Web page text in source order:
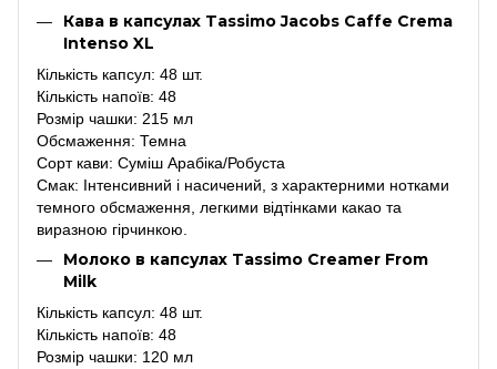
Кава в капсулах Tassimo Jacobs Caffe Crema
Intenso XL
Кількість капсул: 48 шт.
Кількість напоїв: 48
Розмір чашки: 215 мл
Обсмаження: Темна
Сорт кави: Суміш Арабіка/Робуста
Смак: Інтенсивний і насичений, з характерними нотками
темного обсмаження, легкими відтінками какао та
виразною гірчинкою.
Молоко в капсулах Tassimo Creamer From
Milk
Кількість капсул: 48 шт.
Кількість напоїв: 48
Розмір чашки: 120 мл